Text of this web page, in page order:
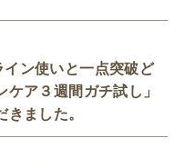
イン使いと一点突破ど
ア３週間ガチ試し」
ました。